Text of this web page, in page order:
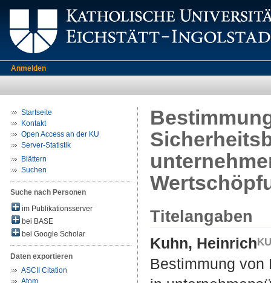
Anmelden
Startseite
Kontakt
Open Access an der KU
Server-Statistik
Blättern
Suchen
Suche nach Personen
im Publikationsserver
bei BASE
bei Google Scholar
Daten exportieren
ASCII Citation
Atom
Titelangaben
Kuhn, Heinrich
Bestimmung von